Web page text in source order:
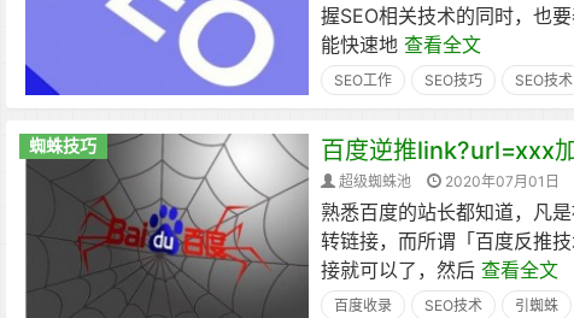
握SEO相关技术的同时，也
能快速地查看全文
SEO工作 SEO技巧 SEO技术
蜘蛛技巧 百度逆推link?url=xxx
超级蜘蛛池 2020年07月01日
熟悉百度的站长都知道，凡
转链接，而所谓「百度反推
接就可以了，然后查看全文
百度收录 SEO技术 引蜘蛛